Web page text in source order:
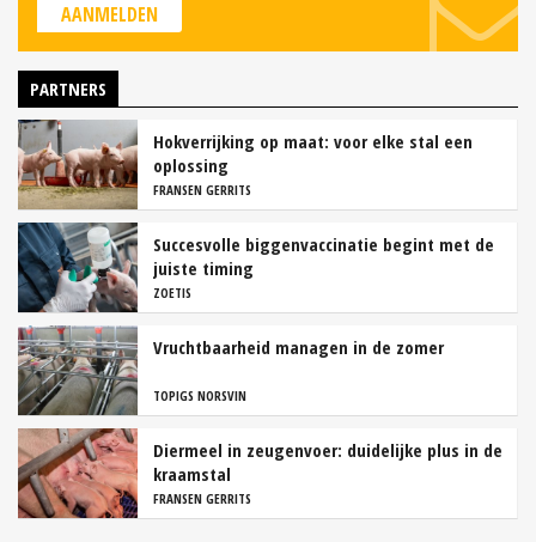
AANMELDEN
PARTNERS
Hokverrijking op maat: voor elke stal een
oplossing
FRANSEN GERRITS
Succesvolle biggenvaccinatie begint met de
juiste timing
ZOETIS
Vruchtbaarheid managen in de zomer
TOPIGS NORSVIN
Diermeel in zeugenvoer: duidelijke plus in de
kraamstal
FRANSEN GERRITS